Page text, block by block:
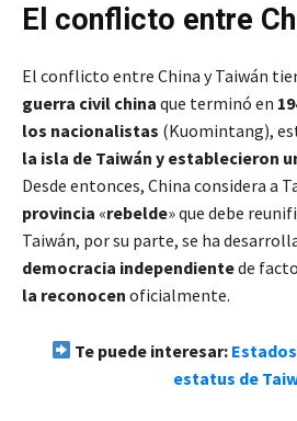
El conflicto entre
El conflicto entre China y Taiwán
guerra civil china que terminó en
los nacionalistas (Kuomintang),
la isla de Taiwán y establecieron
Desde entonces, China considera a
provincia «rebelde» que debe
Taiwán, por su parte, se ha
democracia independientede
la reconocen oficialmente.
Te puede interesar:
estatus de